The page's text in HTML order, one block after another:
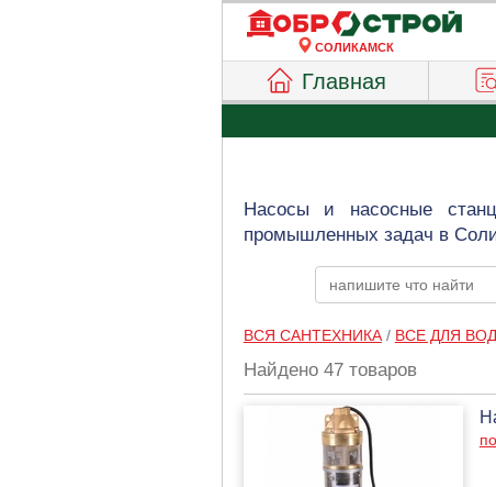
СОЛИКАМСК
Главная
Насосы и насосные
промышленных задач в
ВСЯ САНТЕХНИКА/ ВСЕ ДЛЯ
Найдено 47 товаров